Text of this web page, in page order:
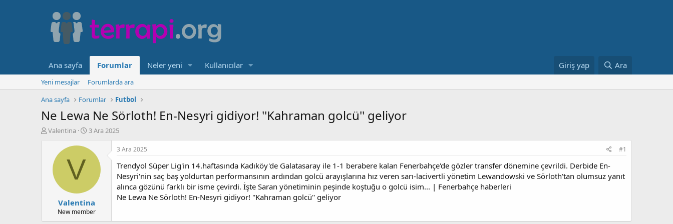
Ana sayfa Forumlar Neler yeni Kullanıcılar Giriş yap Ara
Yeni mesajlar
Forumlarda ara
Ana sayfa
Forumlar Futbol
Ne Lewa Ne Sörloth! En-Nesyri gidiyor! ''Kahraman golcü'' geliyor
K
l
Valentina
B
ş
ı
ç
t
a
3 Ara 2025
V
Valentina
New member
3 Ara 2025 #1
Trendyol Süper Lig'in 14.haftasında Kadıköy'de Galatasaray ile 1-1 berabere kalan Fenerbahçe'de gözler transfer dönemine çevrildi. Derbide En-
Nesyri'nin saç baş yoldurtan performansının ardından golcü arayışlarına hız veren sarı-lacivertli yönetim Lewandowski ve Sörloth'tan olumsuz yanıt
alınca gözünü farklı bir isme çevirdi. İşte Saran yönetiminin peşinde koştuğu o golcü isim... | Fenerbahçe haberleri
Ne Lewa Ne Sörloth! En-Nesyri gidiyor! ''Kahraman golcü'' geliyor